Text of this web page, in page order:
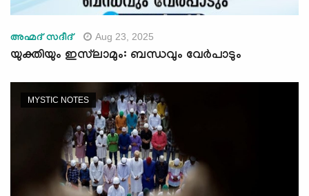
അഹ്മദ് സദീദ് Aug 23, 2025
യുക്തിയും ഇസ്‍ലാമും: ബന്ധവും വേർപാടും
MYSTIC NOTES